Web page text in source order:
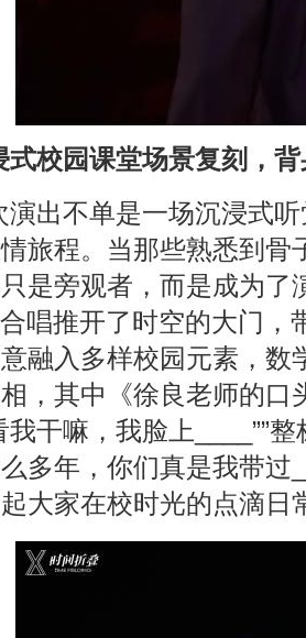
式校园课堂场景复刻，
演出不单是一场沉浸式
旅程。当那些熟悉到骨
是旁观者，而是成为了
唱推开了时空的大门，
融入多样校园元素，数
，其中《徐良老师的口
我干嘛，我脸上____””
多年，你们真是我带过
大家在校时光的点滴日